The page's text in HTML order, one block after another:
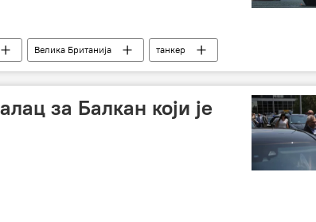
Велика Британија танкер
за Балкан који је